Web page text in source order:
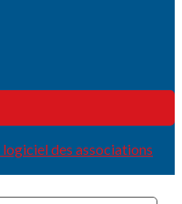
des associations